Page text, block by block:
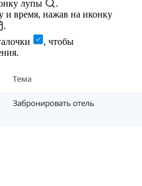
лупы
.
и время, нажав на иконку
.
, чтобы